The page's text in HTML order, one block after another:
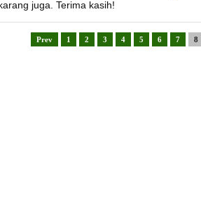
juga. Terima kasih!
Prev 1 2 3 4 5 6 7 8